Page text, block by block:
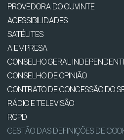
PROVEDORA DO OUVINTE
ACESSIBILIDADES
SATÉLITES
A EMPRESA
CONSELHO GERAL
CONSELHO DE OPINIÃO
CONTRATO DE CONCESSÃO DO
RÁDIO E TELEVISÃO
RGPD
GESTÃO DAS DEFINIÇÕES DE